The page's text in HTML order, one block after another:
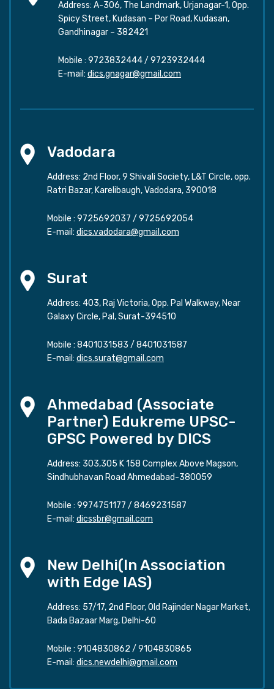
Address: A-306, The Landmark, Urjanagar-1, Opp.
Spicy Street, Kudasan – Por Road, Kudasan,
Gandhinagar – 382421
Mobile : 9723832444/ 9723932444
E-mail: dics.gnagar@gmail.com
Vadodara
Address: 2nd Floor, 9 Shivali Society, L&T Circle, opp.
Ratri Bazar, Karelibaugh, Vadodara, 390018
Mobile : 9725692037 / 9725692054
E-mail: dics.vadodara@gmail.com
Surat
Address: 403, Raj Victoria, Opp. Pal Walkway, Near
Galaxy Circle, Pal, Surat-394510
Mobile : 8401031583 / 8401031587
E-mail: dics.surat@gmail.com
Ahmedabad (Associate
Partner) Edukreme UPSC-
GPSC Powered by DICS
Address: 303,305 K 158 Complex Above Magson,
Sindhubhavan Road Ahmedabad-380059
Mobile : 9974751177 / 8469231587
E-mail: dicssbr@gmail.com
New Delhi(In Association
with Edge IAS)
Address: 57/17, 2nd Floor, Old Rajinder Nagar Market,
Bada Bazaar Marg, Delhi-60
Mobile : 9104830862 / 9104830865
E-mail: dics.newdelhi@gmail.com